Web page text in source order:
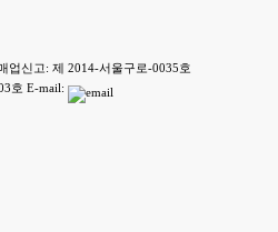
업신고: 제 2014-서울구로-0035호
호 E-mail: